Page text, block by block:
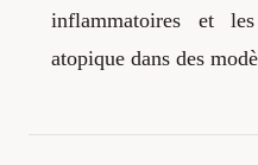
inflammatoires et
atopique dans des